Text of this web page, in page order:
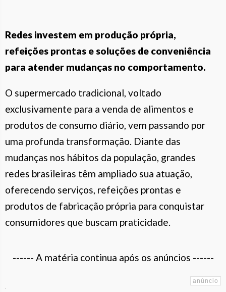
Redes investem em produção própria,
refeições prontas e soluções de conveniência
para atender mudanças no comportamento.
O supermercado tradicional, voltado
exclusivamente para a venda de alimentos e
produtos de consumo diário, vem passando por
uma profunda transformação. Diante das
mudanças nos hábitos da população, grandes
redes brasileiras têm ampliado sua atuação,
oferecendo serviços, refeições prontas e
produtos de fabricação própria para conquistar
consumidores que buscam praticidade.
------ A matéria continua após os anúncios ------